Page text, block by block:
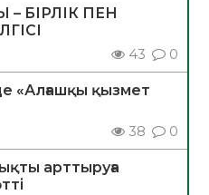
БІРЛІК ПЕН
43 0
«Алғашқы қызмет
38 0
арттыруға